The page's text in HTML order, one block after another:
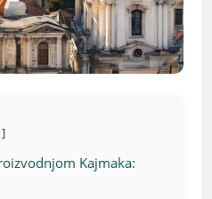
Kajmaka: